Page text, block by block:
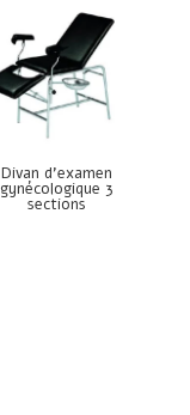
Divan d’examen
gynécologique 3
sections